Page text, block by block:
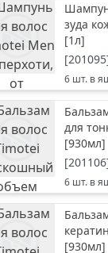
зуда
[1л]
[201095
6 шт. в
для
[930мл]
[201106
6 шт. в
[930мл]